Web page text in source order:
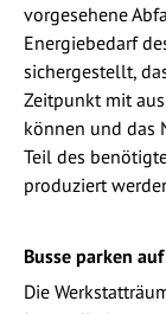
vorgesehene
Energiebedarf
sichergestellt,
Zeitpunkt mit
können und das
Teil des
produziert
Busse parken
Die